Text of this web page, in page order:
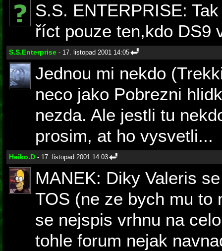
S.S. ENTERPRISE:
říct pouze ten,kdo DS9
S.S.Enterprise - 17. listopad 2001 14:05
Jednou mi nekdo
neco jako Pobrezni
nezda. Ale jestli tu
prosim, at ho vysvetli...
Heiko.D - 17. listopad 2001 14:03
MANEK: Diky Valeris
TOS (ne ze bych mu to
se nejspis vrhnu na
tohle forum nejak